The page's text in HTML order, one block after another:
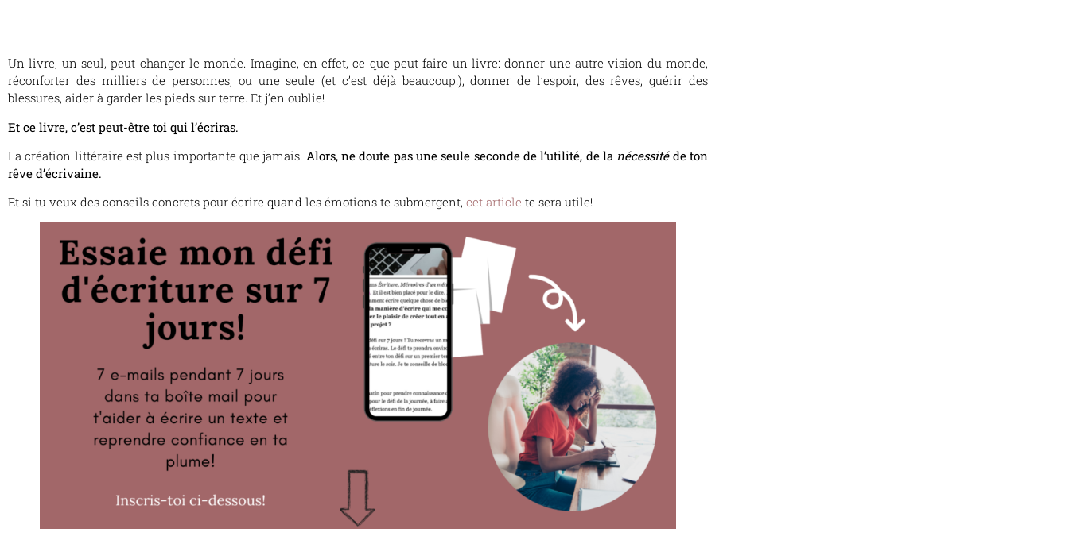
Un livre, un seul, peut changer le monde. Imagine, en effet, ce que peut faire un livre: donner une autre vision du monde,
réconforter des milliers de personnes, ou une seule (et c’est déjà beaucoup!), donner de l’espoir, des rêves, guérir des
blessures, aider à garder les pieds sur terre. Et j’en oublie!
Et ce livre, c’est peut-être toi qui l’écriras.
La création littéraire est plus importante que jamais. Alors, ne doute pas une seule seconde de l’utilité, de lanécessitéde ton
rêve d’écrivaine.
Et si tu veux des conseils concrets pour écrire quand les émotions te submergent, cet article te sera utile!